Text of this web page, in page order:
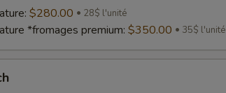
$280.00 28$ l'unité
*fromages premium: $350.00 35$ l'unité